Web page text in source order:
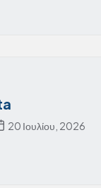
20 Ιουλίου, 2026